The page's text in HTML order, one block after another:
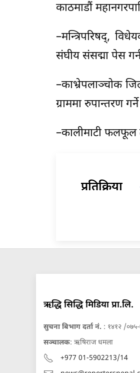
काठमाडौं
–मन्त्रिपरिषद्,
संघीय संसद्मा पेस
–काभ्रेपलाञ्चोक
ग्राममा रुपान्तरण
–कालीमाटी फलफूल
प्रतिक्रिया
ऋद्धि सिद्धि मिडिया प्रा.लि.
सुचना बिभाग दर्ता नं. : १४१२ /
सञ्चालक: ऋषिराज धमला
+977 01-5902213/14